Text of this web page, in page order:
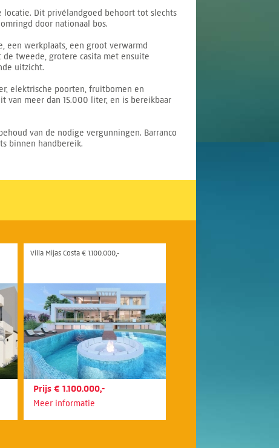
locatie. Dit privélandgoed behoort tot slechts
door nationaal bos.
een werkplaats, een groot verwarmd
tweede, grotere casita met ensuite
uitzicht.
elektrische poorten, fruitbomen en
meer dan 15.000 liter, en is bereikbaar
van de nodige vergunningen. Barranco
binnen handbereik.
Villa Mijas Costa € 1.100.000,-
Prijs € 1.100.000,-
Meer informatie